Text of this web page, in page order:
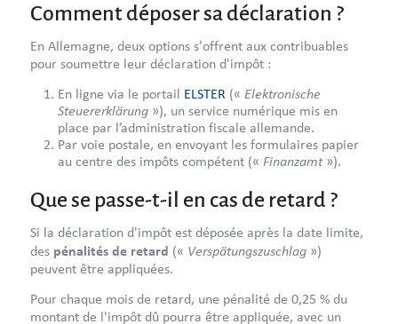
Comment déposer sa déclaration ?
En Allemagne, deux options s'offrent aux contribuables
pour soumettre leur déclaration d'impôt :
En ligne via le portail ELSTER (« Elektronische
Steuererklärung»), un service numérique mis en
place par l’administration fiscale allemande.
Par voie postale, en envoyant les formulaires papier
au centre des impôts compétent (« Finanzamt»).
Que se passe-t-il en cas de retard ?
Si la déclaration d'impôt est déposée après la date limite,
des pénalités de retard (« Verspätungszuschlag»)
peuvent être appliquées.
Pour chaque mois de retard, une pénalité de 0,25 % du
montant de l'impôt dû pourra être appliquée, avec un